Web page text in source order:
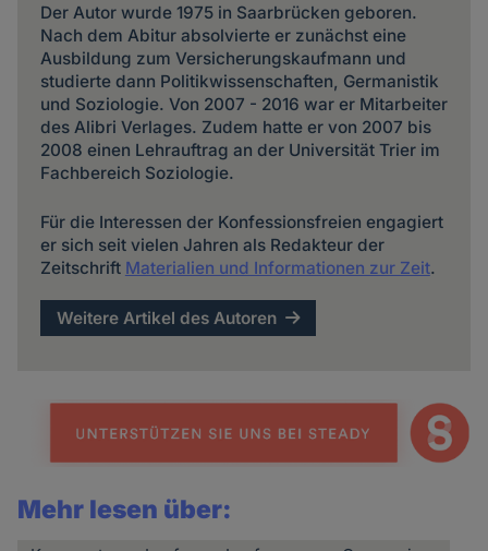
Der Autor wurde 1975 in Saarbrücken geboren.
Nach dem Abitur absolvierte er zunächst eine
Ausbildung zum Versicherungskaufmann und
studierte dann Politikwissenschaften, Germanistik
und Soziologie. Von 2007 - 2016 war er Mitarbeiter
des Alibri Verlages. Zudem hatte er von 2007 bis
2008 einen Lehrauftrag an der Universität Trier im
Fachbereich Soziologie.
Für die Interessen der Konfessionsfreien engagiert
er sich seit vielen Jahren als Redakteur der
Zeitschrift Materialien und Informationen zur Zeit.
Weitere Artikel des Autoren
Mehr lesen über: